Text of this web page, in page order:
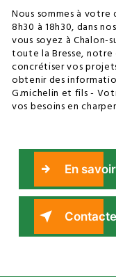
Nous sommes à
8h30 à 18h30, dans
vous soyez à Chalon-
toute la Bresse,
concrétiser vos
obtenir des
G.michelin et fils -
vos besoins en
En